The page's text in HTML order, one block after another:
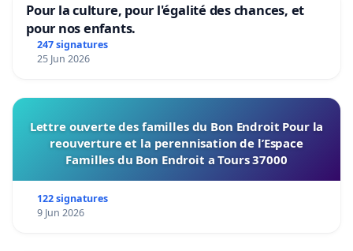
Pour la culture, pour l'égalité des chances, et
pour nos enfants.
247 signatures
25 Jun 2026
Lettre ouverte des familles du Bon Endroit Pour la
reouverture et la perennisation de l’Espace
Familles du Bon Endroit a Tours 37000
122 signatures
9 Jun 2026